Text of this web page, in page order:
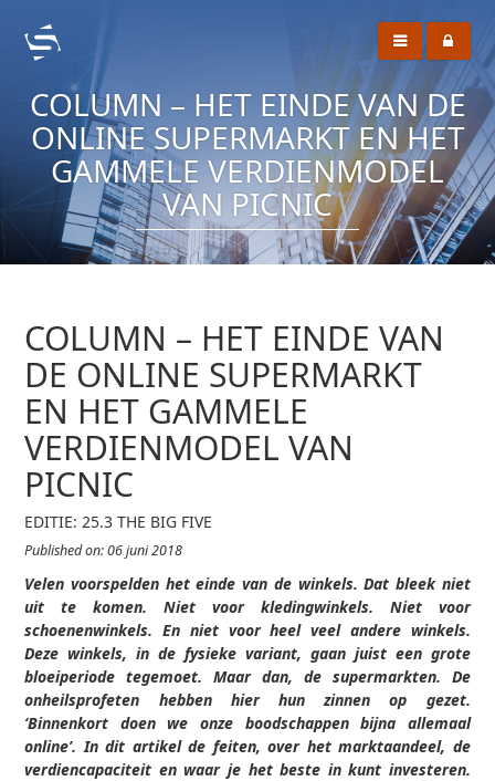
COLUMN – HET EINDE VAN DE
ONLINE SUPERMARKT EN HET
GAMMELE VERDIENMODEL
VAN PICNIC
COLUMN – HET EINDE VAN
DE ONLINE SUPERMARKT
EN HET GAMMELE
VERDIENMODEL VAN
PICNIC
EDITIE: 25.3 THE BIG FIVE
Published on: 06 juni 2018
Velen voorspelden het einde van de winkels. Dat bleek niet
uit te komen. Niet voor kledingwinkels. Niet voor
schoenenwinkels. En niet voor heel veel andere winkels.
Deze winkels, in de fysieke variant, gaan juist een grote
bloeiperiode tegemoet. Maar dan, de supermarkten. De
onheilsprofeten hebben hier hun zinnen op gezet.
‘Binnenkort doen we onze boodschappen bijna allemaal
online’. In dit artikel de feiten, over het marktaandeel, de
verdiencapaciteit en waar je het beste in kunt investeren.